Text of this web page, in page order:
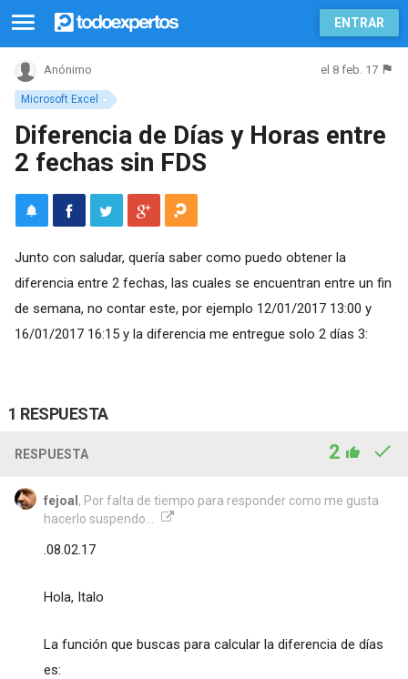
ENTRAR
Microsoft Excel
Anónimo el 8 feb. 17
Diferencia de Días y Horas entre
2 fechas sin FDS
Junto con saludar, quería saber como puedo obtener la
diferencia entre 2 fechas, las cuales se encuentran entre un fin
de semana, no contar este, por ejemplo 12/01/2017 13:00 y
16/01/2017 16:15 y la diferencia me entregue solo 2 días 3:
1 RESPUESTA
RESPUESTA 2
fejoal , Por falta de tiempo para responder como me gusta
hacerlo suspendo...
.08.02.17
Hola, Italo
La función que buscas para calcular la diferencia de días
es: